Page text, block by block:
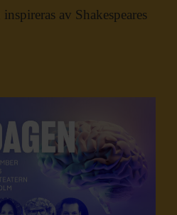
inspireras av Shakespeares